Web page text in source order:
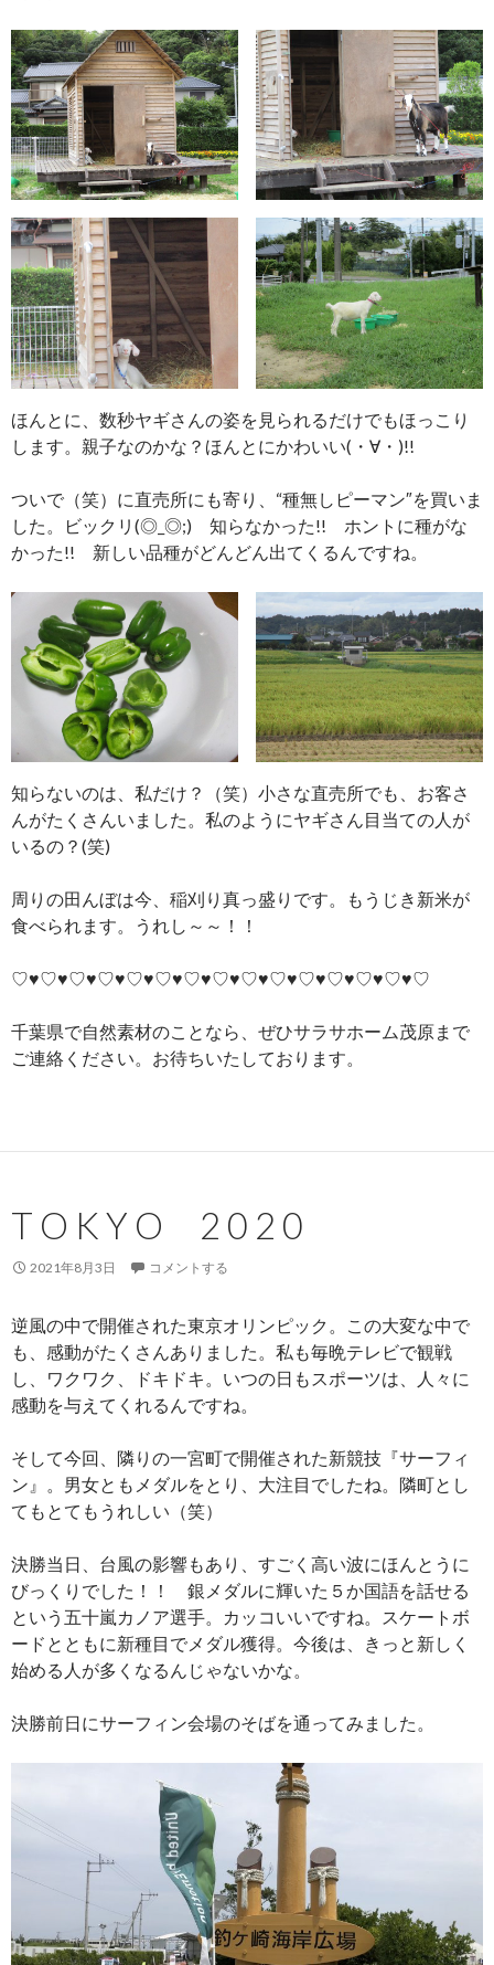
ほんとに、数秒ヤギさんの姿を見られるだけでもほっこり
します。親子なのかな？ほんとにかわいい(・∀・)!!
ついで（笑）に直売所にも寄り、“種無しピーマン″を買いま
した。ビックリ(◎_◎;) 知らなかった!! ホントに種がな
かった!! 新しい品種がどんどん出てくるんですね。
知らないのは、私だけ？（笑）小さな直売所でも、お客さ
んがたくさんいました。私のようにヤギさん目当ての人が
いるの？(笑)
周りの田んぼは今、稲刈り真っ盛りです。もうじき新米が
食べられます。うれし～～！！
♡♥♡♥♡♥♡♥♡♥♡♥♡♥♡♥♡♥♡♥♡♥♡♥♡♥♡♥♡
千葉県で自然素材のことなら、ぜひサラサホーム茂原まで
ご連絡ください。お待ちいたしております。
T O K Y O 2 0 2 0
2021年8月3日 コメントする
逆風の中で開催された東京オリンピック。この大変な中で
も、感動がたくさんありました。私も毎晩テレビで観戦
し、ワクワク、ドキドキ。いつの日もスポーツは、人々に
感動を与えてくれるんですね。
そして今回、隣りの一宮町で開催された新競技『サーフィ
ン』。男女ともメダルをとり、大注目でしたね。隣町とし
てもとてもうれしい（笑）
決勝当日、台風の影響もあり、すごく高い波にほんとうに
びっくりでした！！ 銀メダルに輝いた５か国語を話せる
という五十嵐カノア選手。カッコいいですね。スケートボ
ードとともに新種目でメダル獲得。今後は、きっと新しく
始める人が多くなるんじゃないかな。
決勝前日にサーフィン会場のそばを通ってみました。